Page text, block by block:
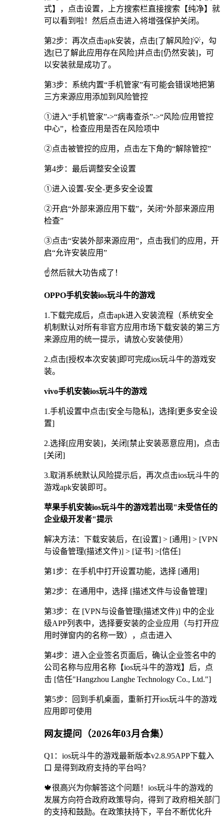
式】，点击设置，上方搜索栏直接搜索【纯净】就
可以看到啦！然后点击进入将增强保护关闭。
第2步：再次点击apk安装，点击[了解风险]💡，勾
选[已了解此应用存在风险]并点击[仍然安装]，可
以安装就是成功了。
第3步：系统内置“手机管家”有可能会错误地把第
三方来源应用添加到风险管控
①进入“手机管家”->“病毒查杀”->“风险/应用管控
中心”，检查应用是否在风险项中
②点击被管控的应用，点击左下角的“解除管控”
第4步：最后调整安全设置
①进入设置-安全-更多安全设置
②开启“外部来源应用下载”，关闭“外部来源应用
检查”
③点击“安装外部来源应用”，点击我们的应用，开
启“允许安装应用”
☝️然后就大功告成了！
OPPO手机安装ios玩斗牛的游戏
1.下载完成后，点击apk进入安装流程（系统安全
机制默认对所有非官方应用市场下载安装的第三方
来源应用的统一提示，请放心安装使用）
2.点击[授权本次安装]即可完成ios玩斗牛的游戏安
装。
vivo手机安装ios玩斗牛的游戏
1.手机设置中点击[安全与隐私]，选择[更多安全设
置]
2.选择[应用安装]，关闭[禁止安装恶意应用]，点击
[关闭]
3.取消系统默认风险提示后，再次点击ios玩斗牛的
游戏apk安装即可。
苹果手机安装ios玩斗牛的游戏若出现"未受信任的
企业级开发者"提示
解决方法：下载安装后，在[设置] > [通用] > [VPN
与设备管理(描述文件)] > [证书] >[信任]
第1步：在手机中打开设置功能，选择 [通用]
第2步：在通用中，选择 [描述文件与设备管理]
第3步：在 [VPN与设备管理(描述文件)] 中的企业
级APP列表中，选择要安装的企业应用（与打开应
用时弹窗内的名称一致），点击进入
第4步：进入企业签名页面后，确认企业签名中的
公司名称与应用名称【ios玩斗牛的游戏】后，点
击 [信任"Hangzhou Langhe Technology Co., Ltd."]
第5步：回到手机桌面，重新打开ios玩斗牛的游戏
应用即可使用
网友提问（2026年03月合集）
Q1：ios玩斗牛的游戏最新版本v2.8.95APP下载入
口 是得到政府支持的平台吗？
🍁很高兴为你解答这个问题！ios玩斗牛的游戏的
发展方向符合政府政策导向，得到了政府相关部门
的支持和鼓励。在政策扶持下，平台不断优化升